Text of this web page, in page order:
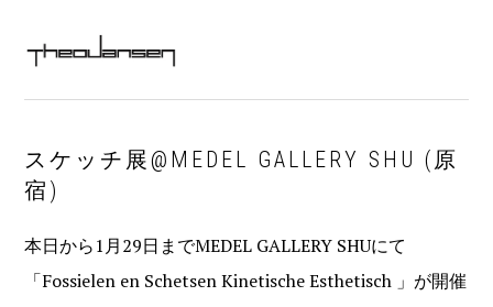
navigation
sidebar
MAIN
NAVIGATION
スケッチ展@MEDEL GALLERY SHU (原
宿)
本日から1月29日までMEDEL GALLERY SHUにて
「Fossielen en Schetsen Kinetische Esthetisch 」が開催